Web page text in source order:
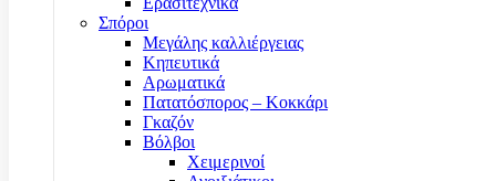
Σπόροι
Μεγάλης καλλιέργειας
Κηπευτικά
Αρωματικά
Πατατόσπορος – Κοκκάρι
Γκαζόν
Βόλβοι
Χειμερινοί